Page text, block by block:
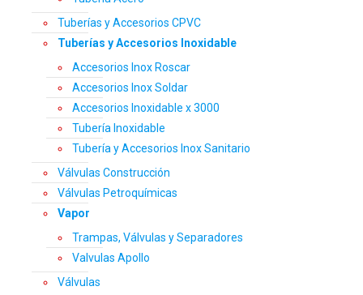
Tuberías y Accesorios CPVC
Tuberías y Accesorios Inoxidable
Accesorios Inox Roscar
Accesorios Inox Soldar
Accesorios Inoxidable x 3000
Tubería Inoxidable
Tubería y Accesorios Inox Sanitario
Válvulas Construcción
Válvulas Petroquímicas
Vapor
Trampas, Válvulas y Separadores
Valvulas Apollo
Válvulas